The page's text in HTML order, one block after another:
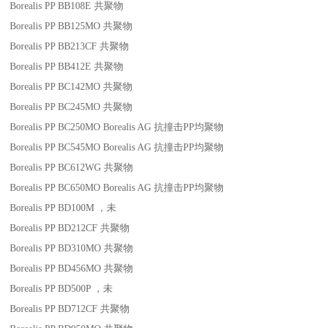
Borealis PP BB108E 共聚物
Borealis PP BB125MO 共聚物
Borealis PP BB213CF 共聚物
Borealis PP BB412E 共聚物
Borealis PP BC142MO 共聚物
Borealis PP BC245MO 共聚物
Borealis PP BC250MO Borealis AG 抗撞击PP均聚物
Borealis PP BC545MO Borealis AG 抗撞击PP均聚物
Borealis PP BC612WG 共聚物
Borealis PP BC650MO Borealis AG 抗撞击PP均聚物
Borealis PP BD100M
，未
Borealis PP BD212CF 共聚物
Borealis PP BD310MO 共聚物
Borealis PP BD456MO 共聚物
Borealis PP BD500P
，未
Borealis PP BD712CF 共聚物